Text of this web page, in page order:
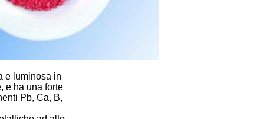
e luminosa in
e ha una forte
Pb, Ca, B,